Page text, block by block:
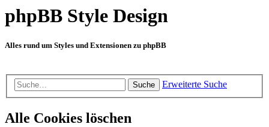
phpBB Style Design
Alles rund um Styles und Extensionen zu phpBB
Suche Erweiterte Suche
Alle Cookies löschen